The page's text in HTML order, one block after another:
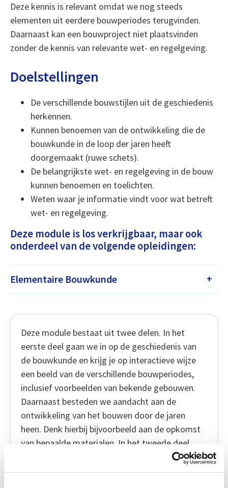
Deze kennis is relevant omdat we nog steeds
elementen uit eerdere bouwperiodes terugvinden.
Daarnaast kan een bouwproject niet plaatsvinden
zonder de kennis van relevante wet- en regelgeving.
Doelstellingen
De verschillende bouwstijlen uit de geschiedenis
herkennen.
Kunnen benoemen van de ontwikkeling die de
bouwkunde in de loop der jaren heeft
doorgemaakt (ruwe schets).
De belangrijkste wet- en regelgeving in de bouw
kunnen benoemen en toelichten.
Weten waar je informatie vindt voor wat betreft
wet- en regelgeving.
Deze module is los verkrijgbaar, maar ook
onderdeel van de volgende opleidingen:
Elementaire Bouwkunde +
Deze module bestaat uit twee delen. In het
eerste deel gaan we in op de geschiedenis van
de bouwkunde en krijg je op interactieve wijze
een beeld van de verschillende bouwperiodes,
inclusief voorbeelden van bekende gebouwen.
Daarnaast besteden we aandacht aan de
ontwikkeling van het bouwen door de jaren
heen. Denk hierbij bijvoorbeeld aan de opkomst
van bepaalde materialen. In het tweede deel
regelgeving in de bouw.